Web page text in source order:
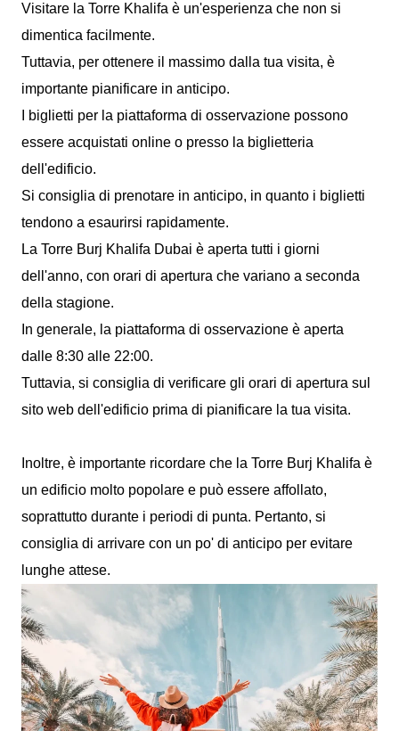
Visitare la Torre Khalifa è un'esperienza che non si
dimentica facilmente.
Tuttavia, per ottenere il massimo dalla tua visita, è
importante pianificare in anticipo.
I biglietti per la piattaforma di osservazione possono
essere acquistati online o presso la biglietteria
dell'edificio.
Si consiglia di prenotare in anticipo, in quanto i biglietti
tendono a esaurirsi rapidamente.
La Torre Burj Khalifa Dubai è aperta tutti i giorni
dell'anno, con orari di apertura che variano a seconda
della stagione.
In generale, la piattaforma di osservazione è aperta
dalle 8:30 alle 22:00.
Tuttavia, si consiglia di verificare gli orari di apertura sul
sito web dell'edificio prima di pianificare la tua visita.
Inoltre, è importante ricordare che la Torre Burj Khalifa è
un edificio molto popolare e può essere affollato,
soprattutto durante i periodi di punta. Pertanto, si
consiglia di arrivare con un po' di anticipo per evitare
lunghe attese.